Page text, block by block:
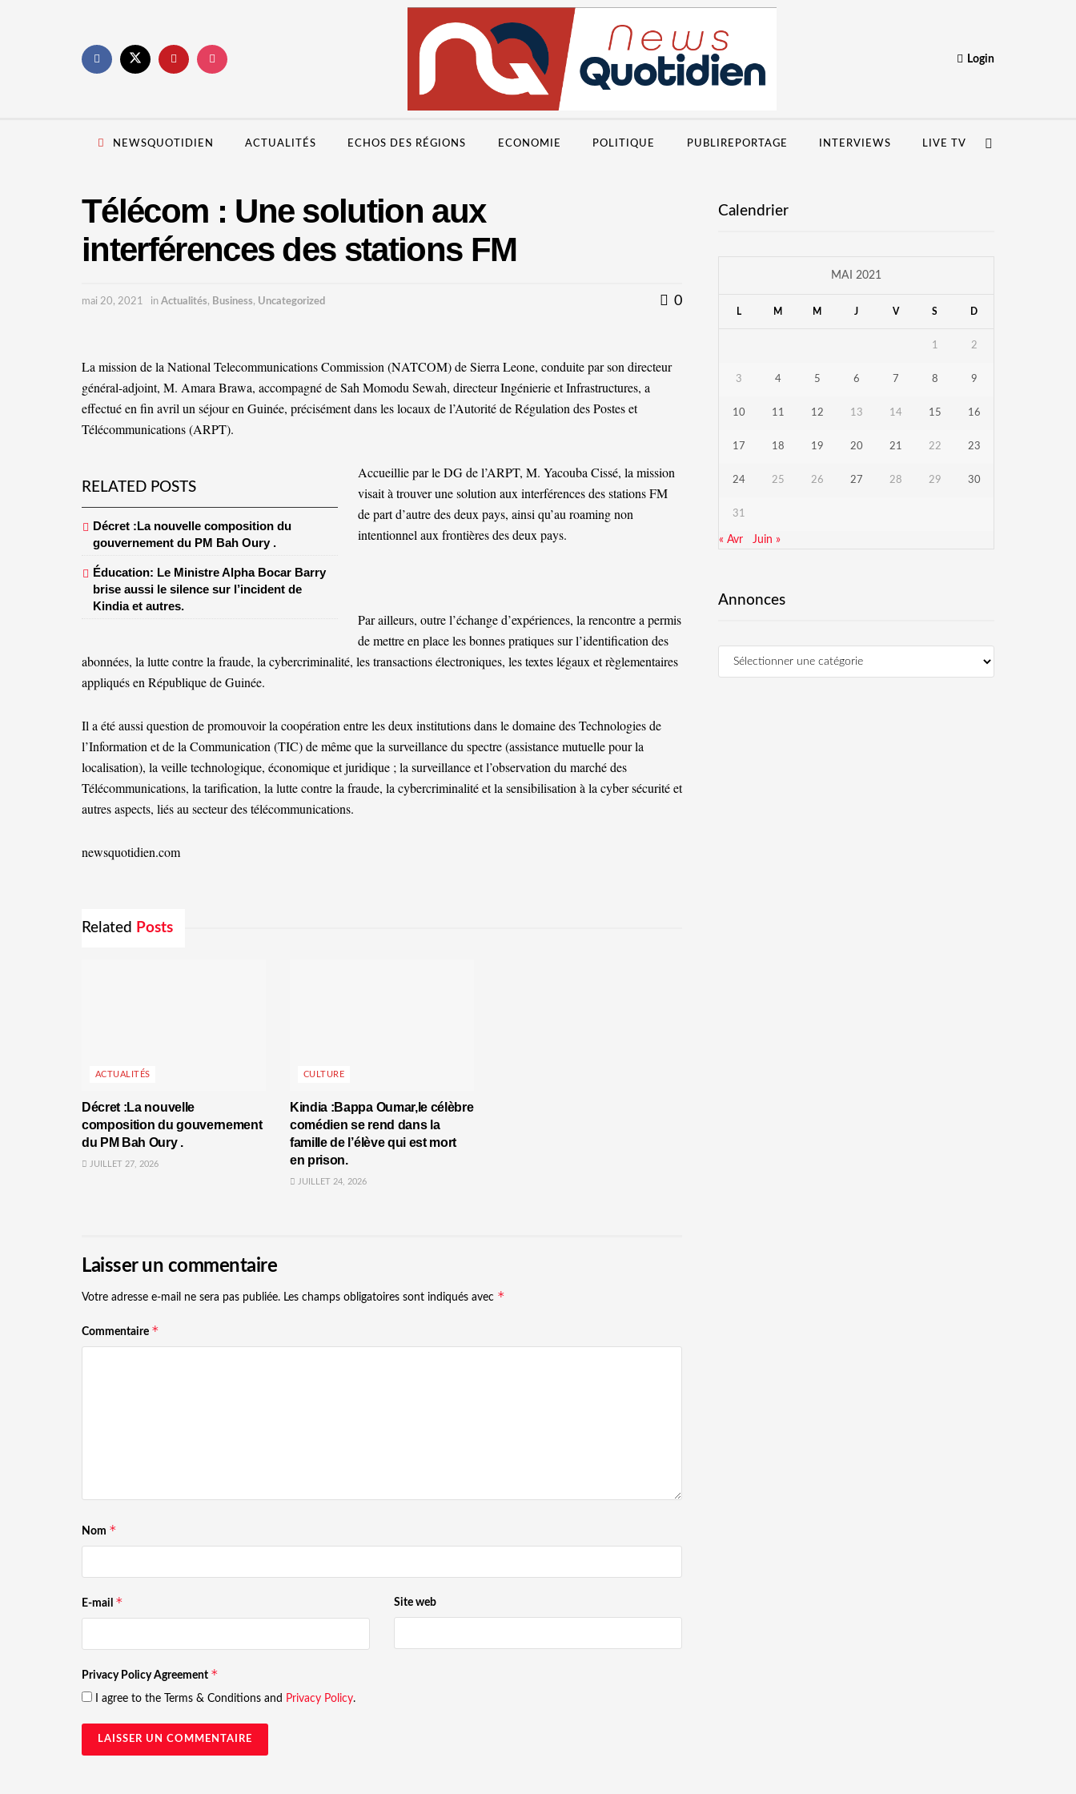
Login
NEWSQUOTIDIEN ACTUALITÉS ECHOS DES RÉGIONS ECONOMIE POLITIQUE PUBLIREPORTAGE INTERVIEWS LIVE TV
Télécom : Une solution aux
interférences des stations FM
mai 20, 2021 in Actualités, Business, Uncategorized 0
La mission de la National Telecommunications Commission (NATCOM) de Sierra Leone, conduite par son directeur
général-adjoint, M. Amara Brawa, accompagné de Sah Momodu Sewah, directeur Ingénierie et Infrastructures, a
effectué en fin avril un séjour en Guinée, précisément dans les locaux de l’Autorité de Régulation des Postes et
Télécommunications (ARPT).
RELATED POSTS
Décret :La nouvelle composition du
gouvernement du PM Bah Oury .
Éducation: Le Ministre Alpha Bocar Barry
brise aussi le silence sur l’incident de
Kindia et autres.
Accueillie par le DG de l’ARPT, M. Yacouba Cissé, la mission
visait à trouver une solution aux interférences des stations FM
de part d’autre des deux pays, ainsi qu’au roaming non
intentionnel aux frontières des deux pays.
Par ailleurs, outre l’échange d’expériences, la rencontre a permis
de mettre en place les bonnes pratiques sur l’identification des
abonnées, la lutte contre la fraude, la cybercriminalité, les transactions électroniques, les textes légaux et règlementaires
appliqués en République de Guinée.
Il a été aussi question de promouvoir la coopération entre les deux institutions dans le domaine des Technologies de
l’Information et de la Communication (TIC) de même que la surveillance du spectre (assistance mutuelle pour la
localisation), la veille technologique, économique et juridique ; la surveillance et l’observation du marché des
Télécommunications, la tarification, la lutte contre la fraude, la cybercriminalité et la sensibilisation à la cyber sécurité et
autres aspects, liés au secteur des télécommunications.
newsquotidien.com
Related Posts
ACTUALITÉS
Décret :La nouvelle
composition du gouvernement
du PM Bah Oury .
JUILLET 27, 2026
CULTURE
Kindia :Bappa Oumar,le célèbre
comédien se rend dans la
famille de l’élève qui est mort
en prison.
JUILLET 24, 2026
Laisser un commentaire
Votre adresse e-mail ne sera pas publiée. Les champs obligatoires sont indiqués avec *
Commentaire *
Nom *
E-mail * Site web
Privacy Policy Agreement *
I agree to the Terms & Conditions and Privacy Policy.
Calendrier
MAI 2021
L M M J V S D
1 2
3 4 5 6 7 8 9
10 11 12 13 14 15 16
17 18 19 20 21 22 23
24 25 26 27 28 29 30
31
« Avr Juin »
Annonces